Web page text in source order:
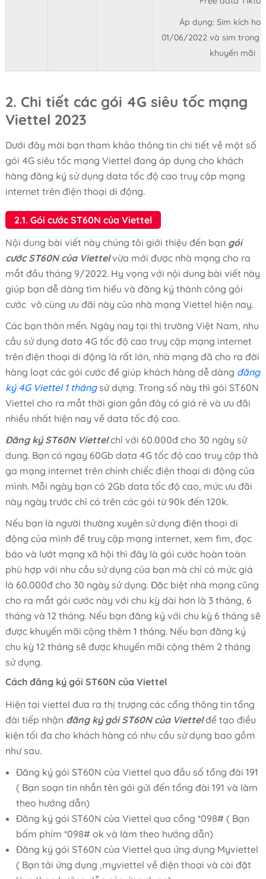
Áp dụng: Sim kích
01/06/2022 và sim trong
khuyến mãi
2. Chi tiết các gói 4G siêu tốc mạng
Viettel 2023
Dưới đây mời bạn tham khảo thông tin chi tiết về một số
gói 4G siêu tốc mạng Viettel đang áp dụng cho khách
hàng đăng ký sử dụng data tốc độ cao truy cập mạng
internet trên điện thoại di động.
2.1. Gói cước ST60N của Viettel
Nội dung bài viết này chúng tôi giới thiệu đến bạn gói
cước ST60N của Viettelvừa mới được nhà mạng cho ra
mắt đầu tháng 9/2022. Hy vọng với nội dung bài viết này
giúp bạn dễ dàng tìm hiểu và đăng ký thành công gói
cước vô cùng ưu đãi này của nhà mạng Viettel hiện nay.
Các bạn thân mến. Ngày nay tại thị trường Việt Nam, nhu
cầu sử dụng data 4G tốc độ cao truy cập mạng internet
trên điện thoại di động là rất lớn, nhà mạng đã cho ra đời
hàng loạt các gói cước để giúp khách hàng dễ dàng đăng
ký 4G Viettel 1 thángsử dựng. Trong số này thì gói ST60N
Viettel cho ra mắt thời gian gần đây có giá rẻ và ưu đãi
nhiều nhất hiện nay về data tốc độ cao.
Đăng ký ST60N Viettelchỉ với 60.000đ cho 30 ngày sử
dung. Bạn có ngay 60Gb data 4G tốc độ cao truy cập thả
ga mạng internet trên chính chiếc điện thoại di động của
mình. Mỗi ngày bạn có 2Gb data tốc độ cao, mức ưu đãi
này ngày trước chỉ có trên các gói từ 90k đến 120k.
Nếu bạn là người thường xuyên sử dụng điện thoại di
động của mình để truy cập mạng internet, xem fim, đọc
báo và lướt mạng xã hội thì đây là gói cước hoàn toàn
phù hợp với nhu cầu sử dụng của bạn mà chỉ có mức giá
là 60.000đ cho 30 ngày sử dụng. Đặc biệt nhà mạng cũng
cho ra mắt gói cước này với chu kỳ dài hơn là 3 tháng, 6
tháng và 12 tháng. Nếu bạn đăng ký với chu kỳ 6 tháng sẽ
được khuyến mãi cộng thêm 1 tháng. Nếu bạn đăng ký
chu kỳ 12 tháng sẽ được khuyến mãi cộng thêm 2 tháng
sử dụng.
Cách đăng ký gói ST60N của Viettel
Hiện tại viettel đưa ra thị trượng các cổng thông tin tổng
đài tiếp nhận đăng ký gói ST60N của Viettelđể tạo điều
kiện tối đa cho khách hàng có nhu cầu sử dụng bao gồm
như sau.
Đăng ký gói ST60N của Viettel qua đầu số tổng đài 191
( Bạn soạn tin nhắn tên gói gửi đến tổng đài 191 và làm
theo hướng dẫn)
Đăng ký gói ST60N của Viettel qua cổng *098# ( Bạn
bấm phím *098# ok và làm theo hướng dẫn)
Đăng ký gói ST60N của Viettel qua ứng dụng Myviettel
( Bạn tải ứng dụng ,myviettel về điện thoại và cài đặt